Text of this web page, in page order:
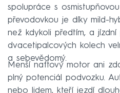
spolupráce s
převodovkou je díky mild-
než kdykoli předtím, a
dvacetipalcových kolech
a sebevědomý.
Menší naftový motor ani
plný potenciál podvozku.
nebo lidem, kteří jezdí